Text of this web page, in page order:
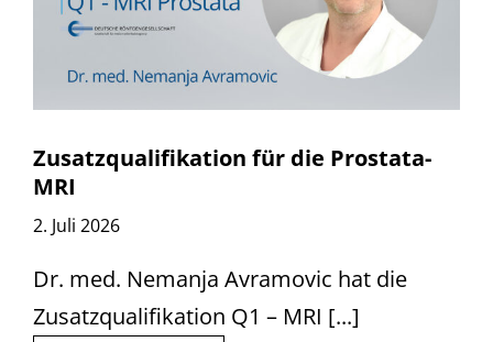
Zusatzqualifikation für die Prostata-
MRI
2. Juli 2026
Dr. med. Nemanja Avramovic hat die
Zusatzqualifikation Q1 – MRI [...]